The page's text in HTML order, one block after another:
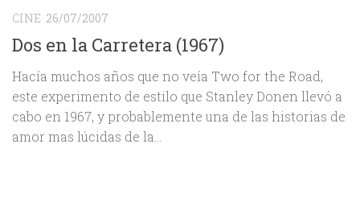
CINE 26/07/2007
Dos en la Carretera (1967)
Hacía muchos años que no veía Two for the Road,
este experimento de estilo que Stanley Donen llevó a
cabo en 1967, y probablemente una de las historias de
amor mas lúcidas de la...